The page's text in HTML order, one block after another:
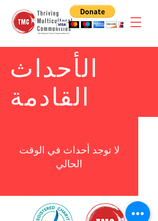
الأحداث
القادمة
لا توجد أحداث في الوقت
الحالي